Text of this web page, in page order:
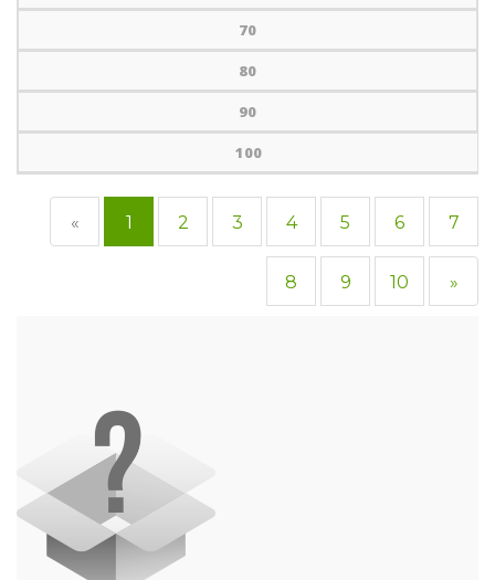
70
80
90
100
« 1 2 3 4 5 6 7
8 9 10 »